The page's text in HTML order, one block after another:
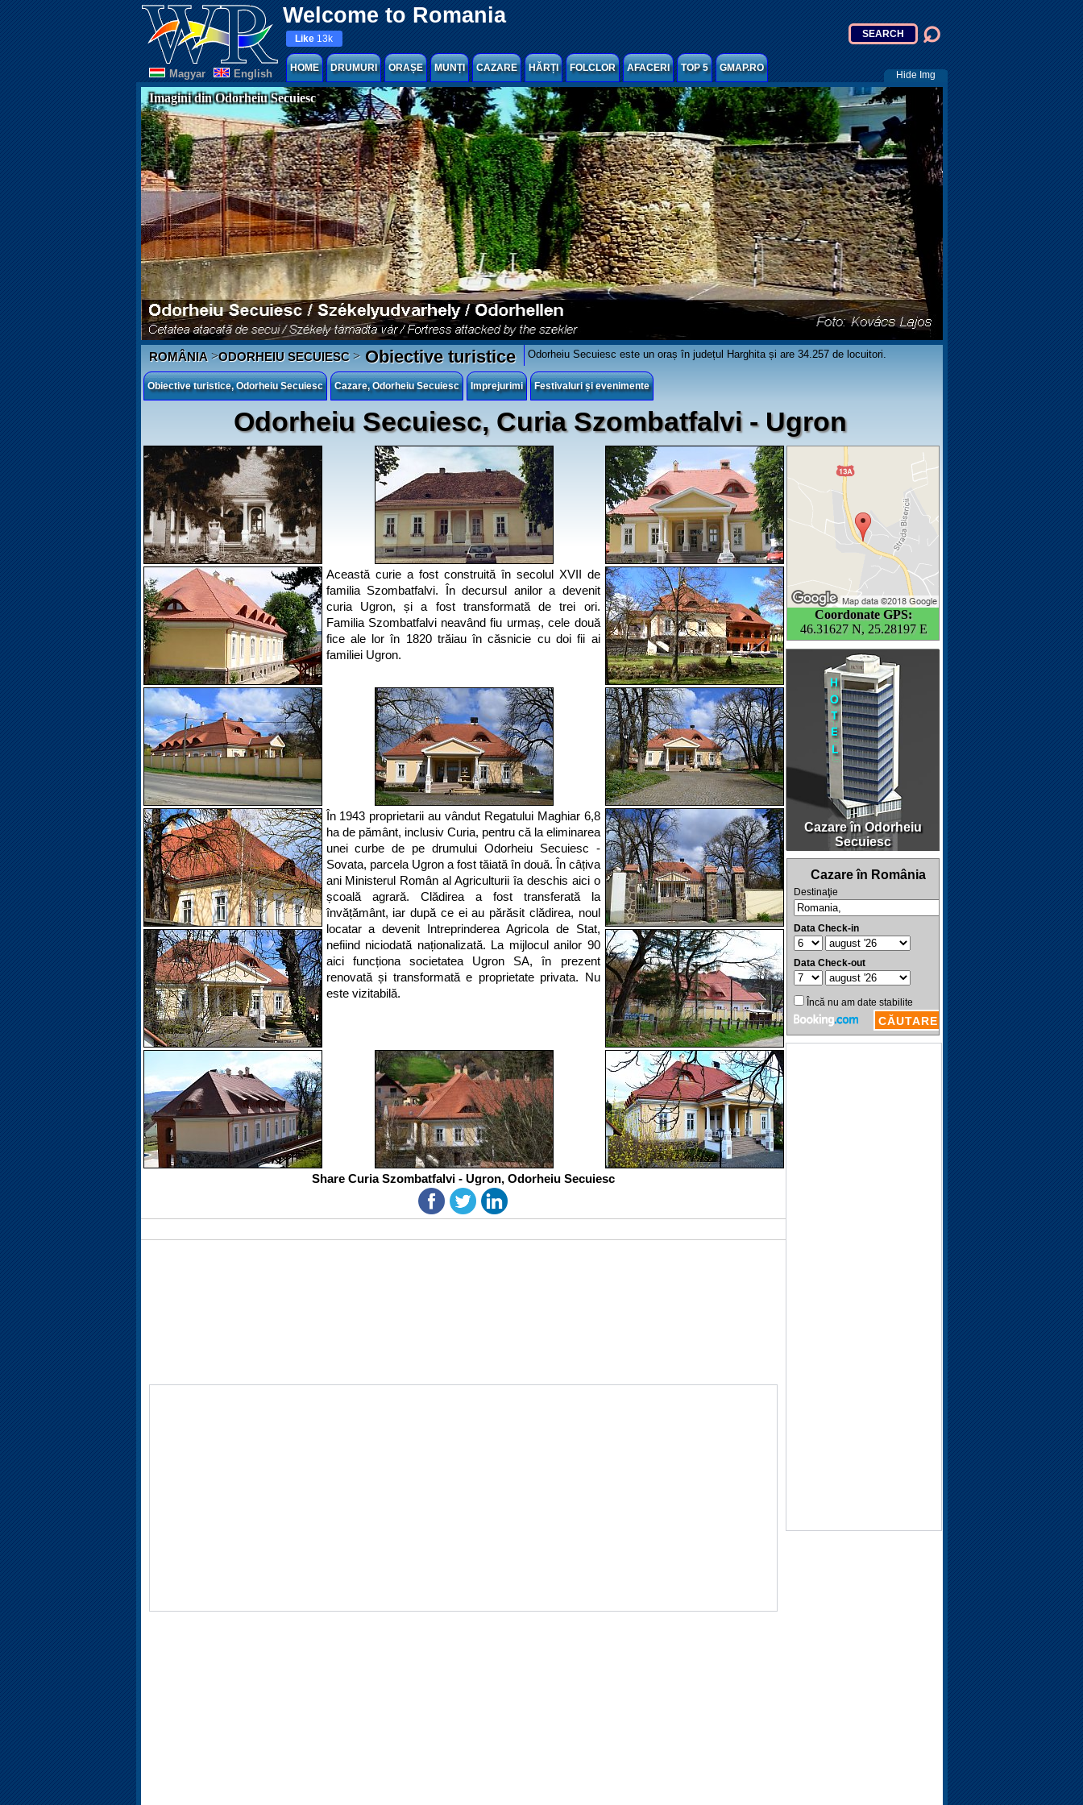
Welcome to Romania
Magyar English
Like 13k
HOME DRUMURI ORAȘE MUNȚI CAZARE HĂRȚI FOLCLOR AFACERI TOP 5 GMAP.RO
Hide Img
Imagini din Odorheiu Secuiesc
ROMÂNIA>ODORHEIU SECUIESC>Obiective turistice Odorheiu Secuiesc este un oraș în județul Harghita și are 34.257 de locuitori.
Obiective turistice, Odorheiu Secuiesc Cazare, Odorheiu Secuiesc Imprejurimi Festivaluri și evenimente
Odorheiu Secuiesc, Curia Szombatfalvi - Ugron
Coordonate GPS:
46.31627 N, 25.28197 E
Această curie a fost construită în secolul XVII de
familia Szombatfalvi. În decursul anilor a devenit
curia Ugron, și a fost transformată de trei ori.
Familia Szombatfalvi neavând fiu urmaș, cele două
fice ale lor în 1820 trăiau în căsnicie cu doi fii ai
familiei Ugron.
În 1943 proprietarii au vândut Regatului Maghiar 6,8
ha de pământ, inclusiv Curia, pentru că la eliminarea
unei curbe de pe drumului Odorheiu Secuiesc -
Sovata, parcela Ugron a fost tăiată în două. În câțiva
ani Ministerul Român al Agriculturii îa deschis aici o
școală agrară. Clădirea a fost transferată la
învățământ, iar după ce ei au părăsit clădirea, noul
locatar a devenit Intreprinderea Agricola de Stat,
nefiind niciodată naționalizată. La mijlocul anilor 90
aici funcționa societatea Ugron SA, în prezent
renovată și transformată e proprietate privata. Nu
este vizitabilă.
Cazare în Odorheiu
Secuiesc
Share Curia Szombatfalvi - Ugron, Odorheiu Secuiesc